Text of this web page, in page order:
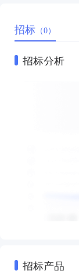
招标 （0）
招标分析
招标产品